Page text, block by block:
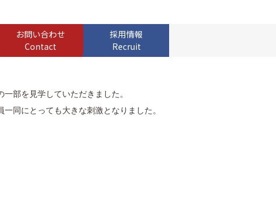
お問い合わせ
Contact
採用情報
Recruit
部を見学していただきました。
同にとっても大きな刺激となりました。